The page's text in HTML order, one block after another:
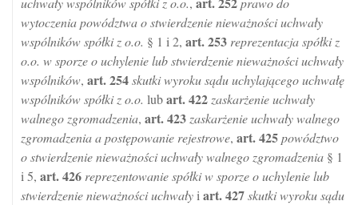
wytoczenia powództwa o stwierdzenie nieważności uchwały
wspólników spółki z o.o. § 1 i 2, art.253 reprezentacja spółki z
o.o. w sporze o uchylenie lub stwierdzenie nieważności uchwały
wspólników, art.254skutki wyroku sądu uchylającego uchwałę
wspólników spółki z o.o. lubart.422 zaskarżenie uchwały
walnego zgromadzenia, art.423 zaskarżenie uchwały walnego
zgromadzenia a postępowanie rejestrowe, art.425powództwo
o stwierdzenie nieważności uchwały walnego zgromadzenia § 1
i 5, art.426 reprezentowanie spółki w sporze o uchylenie lub
stwierdzenie nieważności uchwały i art.427skutki wyroku sądu